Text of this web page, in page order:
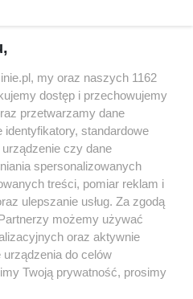
Specjalny koncert z okazji
20. urodzin portalu
wSzczecinie.pl
Regulamin konkursów
śniadaniówka "Hej
Szczecin! Jest piątek!"
my oraz naszych 1162
dostęp i przechowujemy
przetwarzamy dane
identyfikatory, standardowe
czy dane
spersonalizowanych
treści, pomiar reklam i
ulepszanie usług. Za zgodą
możemy używać
oraz aktywnie
do celów
Twoją prywatność, prosimy